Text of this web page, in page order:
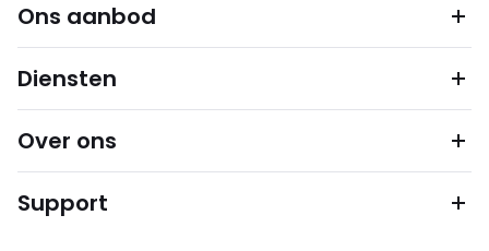
Ons aanbod
Diensten
Over ons
Support